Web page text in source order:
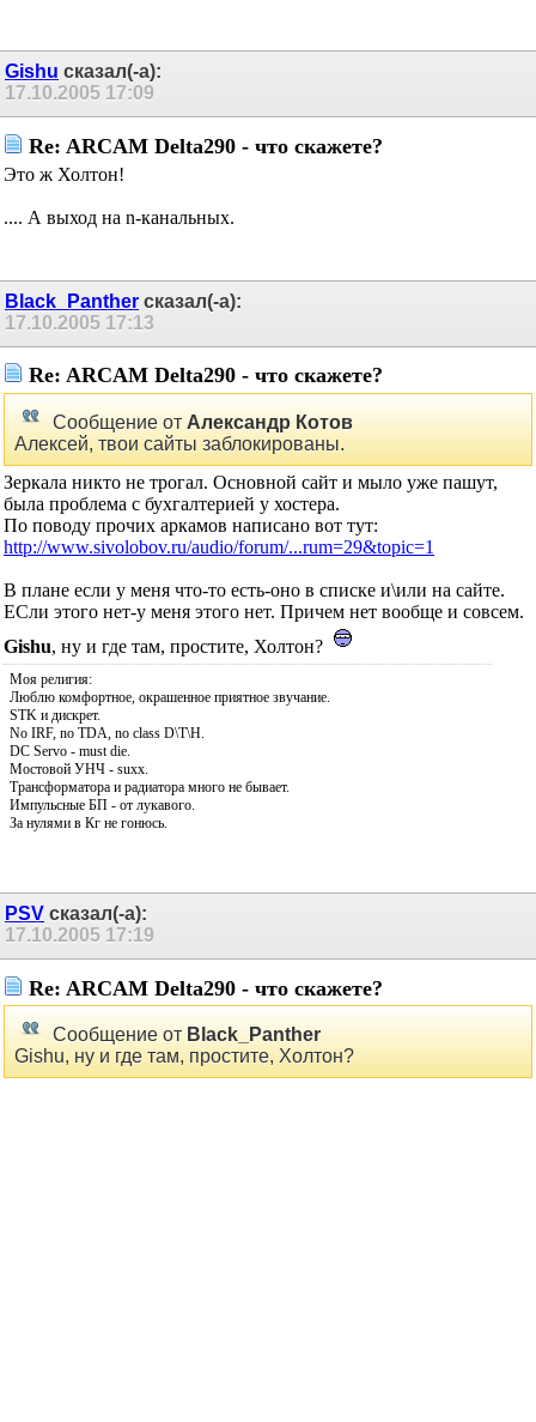
Gishuсказал(-а):
17.10.2005
Re: ARCAM Delta290 - что скажете?
Это ж Холтон!
.... А выход на n-канальных.
Black_Pantherсказал(-а):
17.10.200517:13
Re: ARCAM Delta290 - что скажете?
Сообщение от Александр Котов
Алексей, твои сайты заблокированы.
Зеркала никто не трогал. Основной сайт и мыло уже пашут,
была проблема с бухгалтерией у хостера.
По поводу прочих аркамов написано вот тут:
http://www.sivolobov.ru/audio/forum/...rum=29&topic=1
В плане если у меня что-то есть-оно в списке и\или на сайте.
ЕСли этого нет-у меня этого нет. Причем нет вообще и совсем.
Gishu, ну и где там, простите, Холтон?
Моя религия:
Люблю комфортное, окрашенное приятное звучание.
STK и дискрет.
No IRF, no TDA, no class D\T\H.
DC Servo - must die.
Мостовой УНЧ - suxx.
Трансформатора и радиатора много не бывает.
Импульсные БП - от лукавого.
За нулями в Кг не гонюсь.
PSVсказал(-а):
17.10.200517:19
Re: ARCAM Delta290 - что скажете?
Сообщение от Black_Panther
Gishu, ну и где там, простите, Холтон?